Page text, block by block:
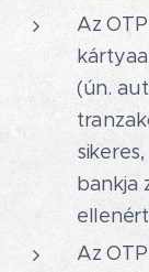
Az
(ún.
bankja
Az